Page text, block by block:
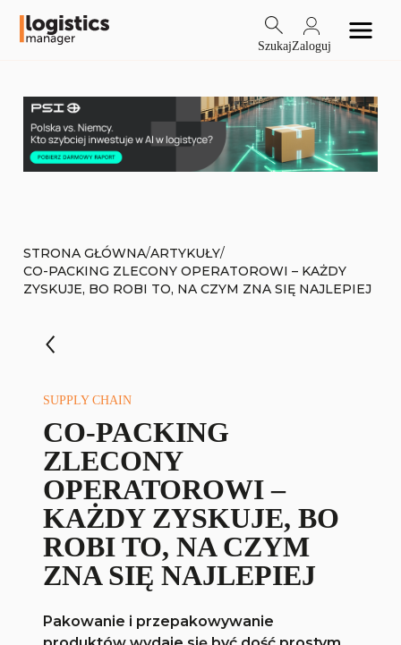
SzukajZaloguj
STRONA GŁÓWNA/ARTYKUŁY/
CO-PACKING ZLECONY OPERATOROWI – KAŻDY
ZYSKUJE, BO ROBI TO, NA CZYM ZNA SIĘ NAJLEPIEJ
SUPPLY CHAIN
CO-PACKING
ZLECONY
OPERATOROWI –
KAŻDY ZYSKUJE, BO
ROBI TO, NA CZYM
ZNA SIĘ NAJLEPIEJ
Pakowanie i przepakowywanie